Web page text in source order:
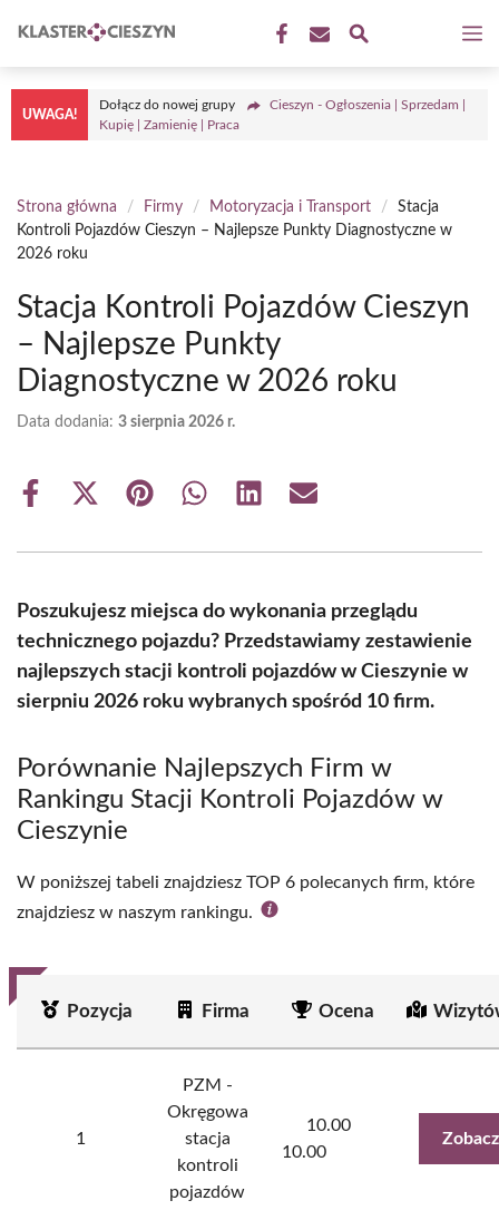
do
treści
UWAGA!
Dołącz do nowej grupy
Cieszyn - Ogłoszenia | Sprzedam |
Kupię | Zamienię | Praca
Strona główna / Firmy / Motoryzacja i Transport /
Stacja
Kontroli Pojazdów Cieszyn – Najlepsze Punkty Diagnostyczne w
2026 roku
Stacja Kontroli Pojazdów Cieszyn
– Najlepsze Punkty
Diagnostyczne w 2026 roku
Data dodania: 3 sierpnia 2026 r.
Share
Share
(Twitter)
Share Share Share Share
Poszukujesz miejsca do wykonania przeglądu
technicznego pojazdu? Przedstawiamy zestawienie
najlepszych stacji kontroli pojazdów w Cieszynie w
sierpniu 2026 roku wybranych spośród 10 firm.
Porównanie Najlepszych Firm w
Rankingu Stacji Kontroli Pojazdów w
Cieszynie
W poniższej tabeli znajdziesz TOP 6 polecanych firm, które
znajdziesz w naszym rankingu.
Pozycja Firma Ocena
1
PZM -
Okręgowa
stacja
kontroli
pojazdów
10.00
10.00